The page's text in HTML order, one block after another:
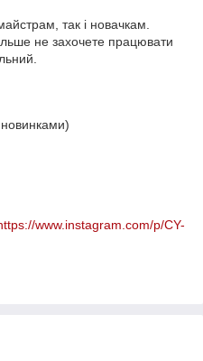
так і новачкам.
не захочете працювати
www.instagram.com/p/CY-